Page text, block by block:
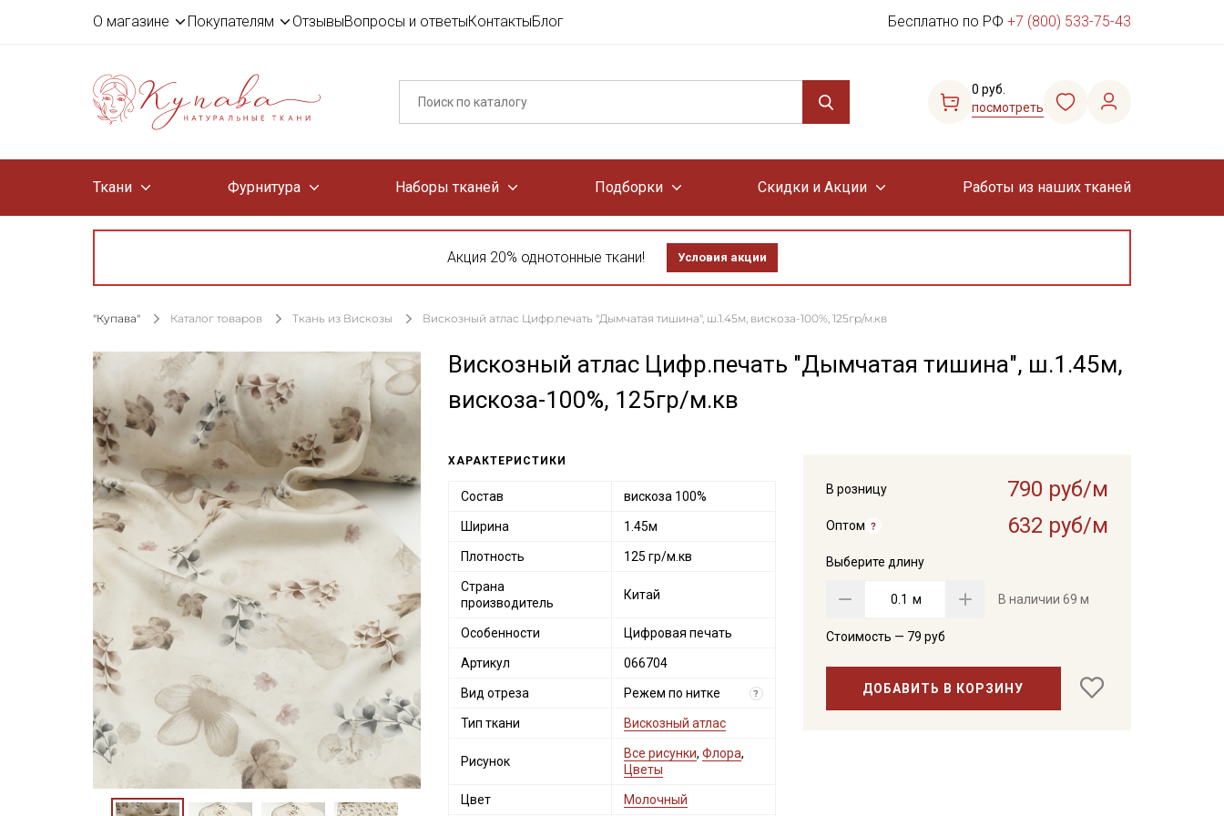
О магазине Покупателям ОтзывыВопросы и ответыКонтактыБлог Бесплатно по РФ +7 (800) 533-75-43
0 руб.
посмотреть
Ткани Фурнитура Наборы тканей Подборки Скидки и Акции Работы из наших тканей
Акция 20% однотонные ткани! Условия акции
"Купава" Каталог товаров Ткань из Вискозы Вискозный атлас Цифр.печать "Дымчатая тишина", ш.1.45м, вискоза-100%, 125гр/м.кв
Вискозный атлас Цифр.печать "Дымчатая тишина", ш.1.45м,
вискоза-100%, 125гр/м.кв
В розницу 790 руб/м
Оптом 632 руб/м
Выберите длину
м В наличии 69 м
Стоимость — 79 руб
ДОБАВИТЬ В КОРЗИНУ
ХАРАКТЕРИСТИКИ
Состав вискоза 100%
Ширина 1.45м
Плотность 125 гр/м.кв
Страна
производитель
Китай
Особенности Цифровая печать
Артикул 066704
Вид отреза Режем по нитке ?
Тип ткани Вискозный атлас
Рисунок
Все рисунки, Флора,
Цветы
Цвет Молочный